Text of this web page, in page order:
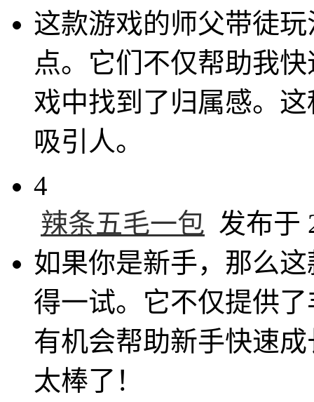
这款游戏的师父带徒
点。它们不仅帮助我
戏中找到了归属感。
吸引人。
4
辣条五毛一包 发布于
如果你是新手，那么
得一试。它不仅提供
有机会帮助新手快速
太棒了！